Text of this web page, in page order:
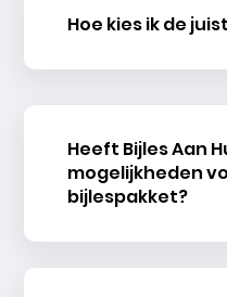
Hoe kies ik de
Heeft Bijles Aan
mogelijkheden
bijlespakket?